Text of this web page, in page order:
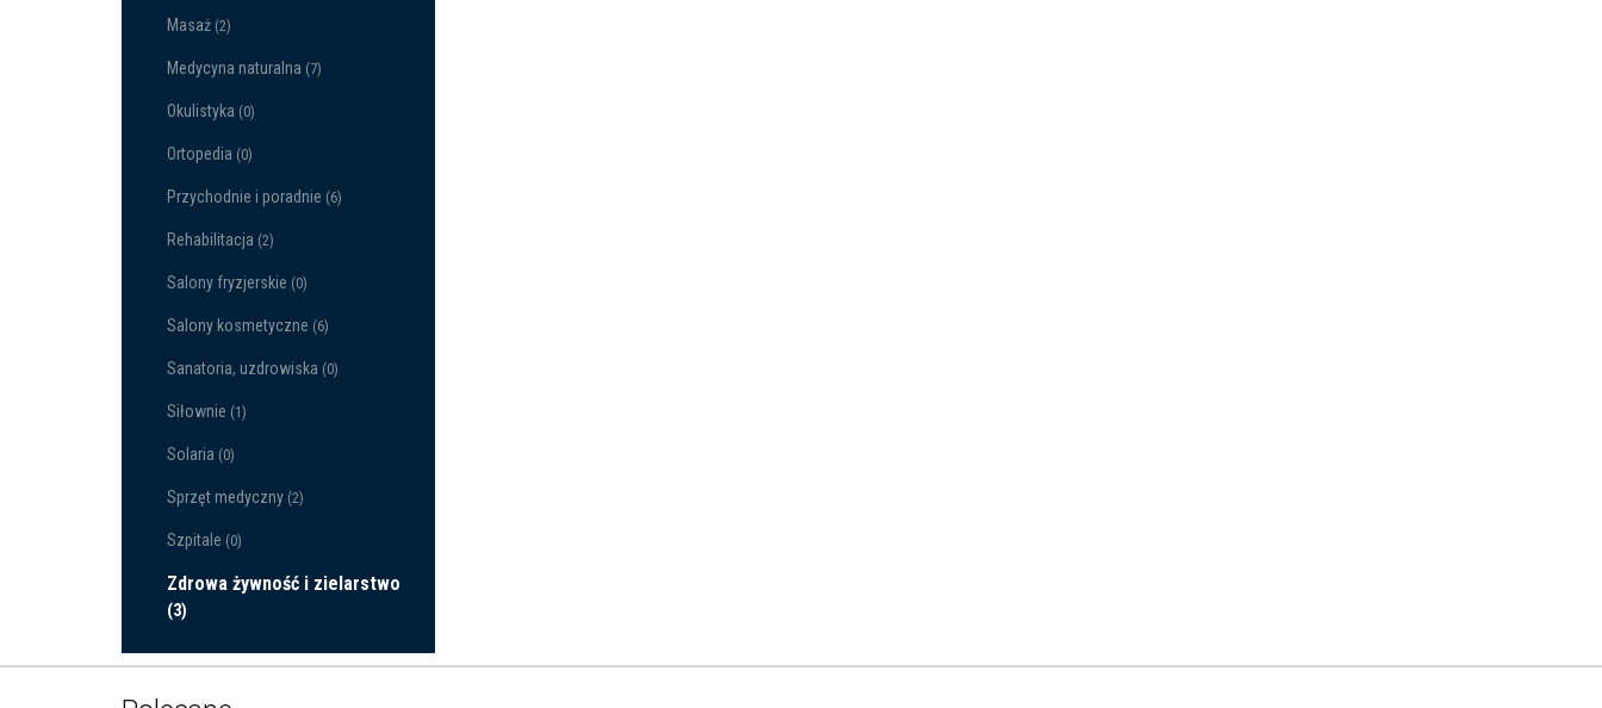
Masaż (2)
Medycyna naturalna (7)
Okulistyka (0)
Ortopedia (0)
Przychodnie i poradnie (6)
Rehabilitacja (2)
Salony fryzjerskie (0)
Salony kosmetyczne (6)
Sanatoria, uzdrowiska (0)
Siłownie (1)
Solaria (0)
Sprzęt medyczny (2)
Szpitale (0)
Zdrowa żywność i zielarstwo
(3)